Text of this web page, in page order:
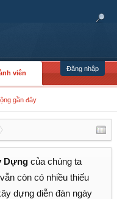
Đăng nhập
viên
gần đây
Dựng của chúng ta
còn có nhiều thiếu
dựng diễn đàn ngày